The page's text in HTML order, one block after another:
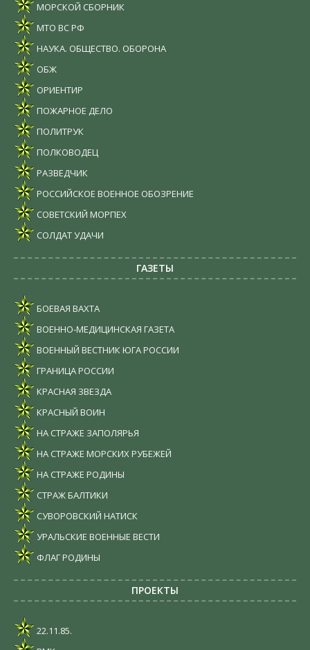
МОРСКОЙ СБОРНИК
МТО ВС РФ
НАУКА. ОБЩЕСТВО. ОБОРОНА
ОБЖ
ОРИЕНТИР
ПОЖАРНОЕ ДЕЛО
ПОЛИТРУК
ПОЛКОВОДЕЦ
РАЗВЕДЧИК
РОССИЙСКОЕ ВОЕННОЕ ОБОЗРЕНИЕ
СОВЕТСКИЙ МОРПЕХ
СОЛДАТ УДАЧИ
ГАЗЕТЫ
БОЕВАЯ ВАХТА
ВОЕННО-МЕДИЦИНСКАЯ ГАЗЕТА
ВОЕННЫЙ ВЕСТНИК ЮГА РОССИИ
ГРАНИЦА РОССИИ
КРАСНАЯ ЗВЕЗДА
КРАСНЫЙ ВОИН
НА СТРАЖЕ ЗАПОЛЯРЬЯ
НА СТРАЖЕ МОРСКИХ РУБЕЖЕЙ
НА СТРАЖЕ РОДИНЫ
СТРАЖ БАЛТИКИ
СУВОРОВСКИЙ НАТИСК
УРАЛЬСКИЕ ВОЕННЫЕ ВЕСТИ
ФЛАГ РОДИНЫ
ПРОЕКТЫ
22.11.85.